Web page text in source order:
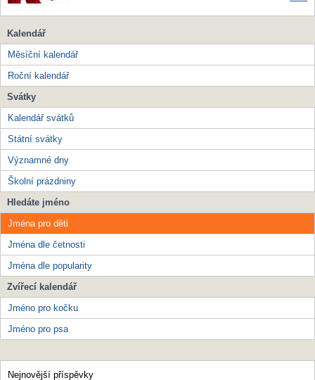
Kalendář
Měsíční kalendář
Roční kalendář
Svátky
Kalendář svátků
Státní svátky
Významné dny
Školní prázdniny
Hledáte jméno
Jména pro děti
Jména dle četnosti
Jména dle popularity
Zvířecí kalendář
Jméno pro kočku
Jméno pro psa
Nejnovější příspěvky